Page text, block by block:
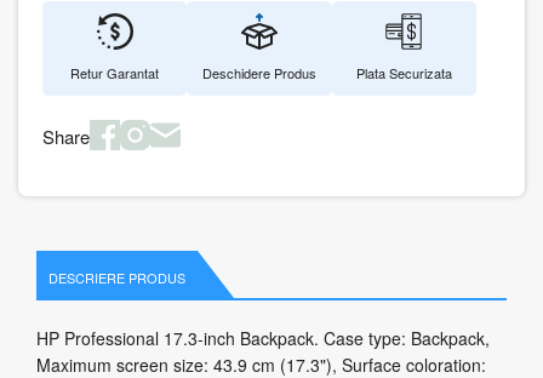
Retur Garantat Deschidere Produs Plata Securizata
Share
DESCRIERE PRODUS
HP Professional 17.3-inch Backpack. Case type: Backpack,
Maximum screen size: 43.9 cm (17.3"), Surface coloration: